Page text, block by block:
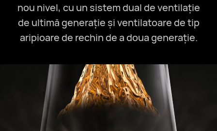
nou nivel, cu un sistem dual de ventilație
de ultimă generație și ventilatoare de tip
aripioare de rechin de a doua generație.